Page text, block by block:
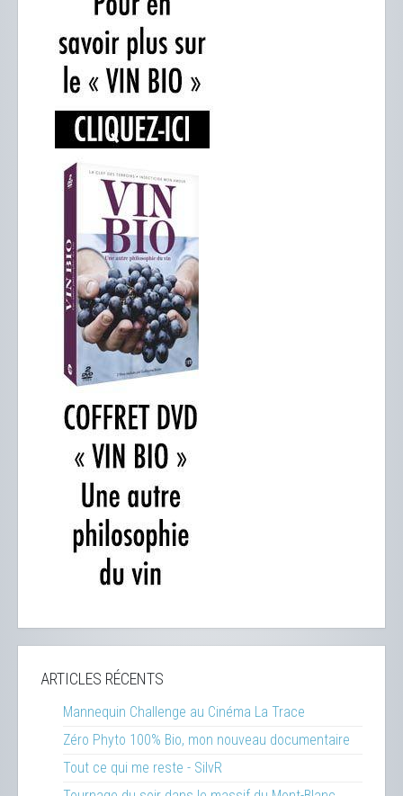
ARTICLES RÉCENTS
Mannequin Challenge au Cinéma La Trace
Zéro Phyto 100% Bio, mon nouveau documentaire
Tout ce qui me reste - SilvR